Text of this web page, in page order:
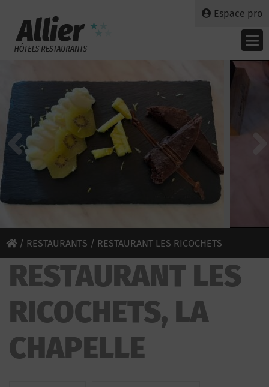
Espace pro
/ RESTAURANTS / RESTAURANT LES RICOCHETS
RESTAURANT LES
RICOCHETS, LA
CHAPELLE